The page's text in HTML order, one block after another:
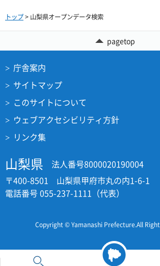
トップ> 山梨県オープンデータ検索
pagetop
庁舎案内
サイトマップ
このサイトについて
ウェブアクセシビリティ方針
リンク集
山梨県
法人番号8000020190004
〒400-8501 山梨県甲府市丸の内1-6-1
電話番号 055-237-1111（代表）
Copyright © Yamanashi Prefecture.All